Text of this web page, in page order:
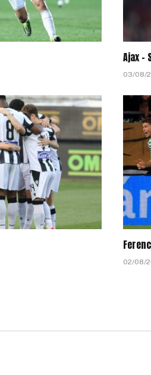
Ajax
03/08/
02/08/